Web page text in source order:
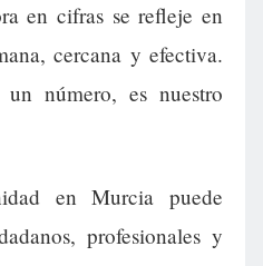
en cifras se refleje en
cercana y efectiva.
número, es nuestro
en Murcia puede
profesionales y